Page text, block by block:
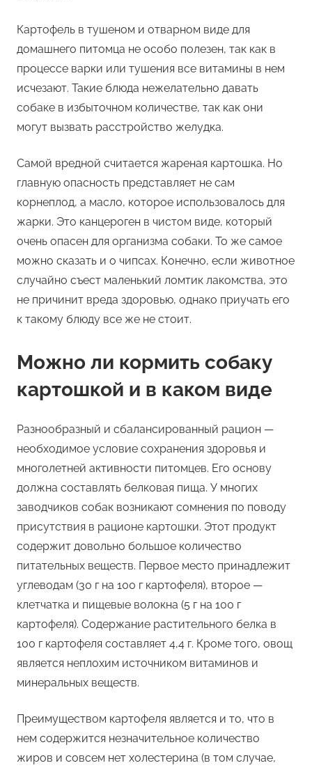
Картофель в тушеном и отварном виде для
домашнего питомца не особо полезен, так как в
процессе варки или тушения все витамины в нем
исчезают. Такие блюда нежелательно давать
собаке в избыточном количестве, так как они
могут вызвать расстройство желудка.
Самой вредной считается жареная картошка. Но
главную опасность представляет не сам
корнеплод, а масло, которое использовалось для
жарки. Это канцероген в чистом виде, который
очень опасен для организма собаки. То же самое
можно сказать и о чипсах. Конечно, если животное
случайно съест маленький ломтик лакомства, это
не причинит вреда здоровью, однако приучать его
к такому блюду все же не стоит.
Можно ли кормить собаку
картошкой и в каком виде
Разнообразный и сбалансированный рацион —
необходимое условие сохранения здоровья и
многолетней активности питомцев. Его основу
должна составлять белковая пища. У многих
заводчиков собак возникают сомнения по поводу
присутствия в рационе картошки. Этот продукт
содержит довольно большое количество
питательных веществ. Первое место принадлежит
углеводам (30 г на 100 г картофеля), второе —
клетчатка и пищевые волокна (5 г на 100 г
картофеля). Содержание растительного белка в
100 г картофеля составляет 4,4 г. Кроме того, овощ
является неплохим источником витаминов и
минеральных веществ.
Преимуществом картофеля является и то, что в
нем содержится незначительное количество
жиров и совсем нет холестерина (в том случае,